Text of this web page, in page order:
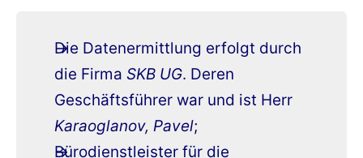
Die Datenermittlung erfolgt durch
die Firma SKB UG. Deren
Geschäftsführer war und ist Herr
Karaoglanov, Pavel;
Bürodienstleister für die